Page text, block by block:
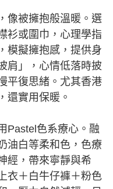
被擁抱般溫暖。選
衫或圍巾，心理學指
模擬擁抱感，提供身
肩」，心情低落時披
平復思緒。尤其香港
還實用保暖。
色系療心。融
油白等柔和色，色療
經，帶來寧靜與希
衣＋白牛仔褲＋粉色